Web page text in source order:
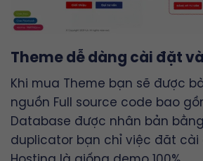
Theme dễ dàng cài đặt
Khi mua Theme bạn sẽ được
nguồn Full source code bao
Database được nhân bản
duplicator bạn chỉ việc đăt cài